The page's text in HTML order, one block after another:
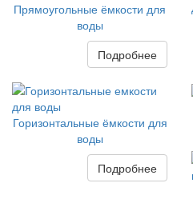
Прямоугольные ёмкости для
воды
Подробнее
Горизонтальные ёмкости для
воды
Подробнее